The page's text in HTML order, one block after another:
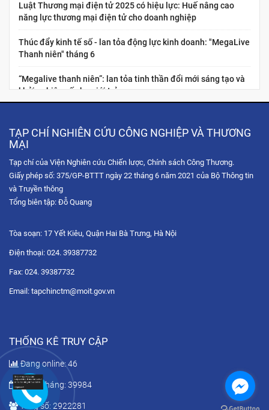
Luật Thương mại điện tử 2025 có hiệu lực: Huế nâng cao
năng lực thương mại điện tử cho doanh nghiệp
Thúc đẩy kinh tế số - lan tỏa động lực kinh doanh: "MegaLive
Thanh niên" tháng 6
“Megalive thanh niên”: lan tỏa tinh thần đổi mới sáng tạo và
khởi nghiệp số cho giới trẻ
“Chuẩn hóa năng lực nghề nghiệp cho nhà sáng tạo nội dung
thương...
Hội chợ Hùng Vương 2026: Trải nghiệm không gian mua sắm
số qua chuỗi Livestream tương tác
Tọa đàm trực tuyến: Chiến lược phát triển thị trường Hoa Kỳ
Diễn đàn Chuyển đổi số ngành Công Thương 2025: Công
nghệ hội tụ
Tọa đàm trực tuyến “Nâng cao năng lực xuất khẩu của doanh
nghiệp Việt Nam thông qua thương mại điện tử với thị...
TẠP CHÍ NGHIÊN CỨU CÔNG NGHIỆP VÀ THƯƠNG
MẠI
Tạp chí của Viện Nghiên cứu Chiến lược, Chính sách Công Thương.
Giấy phép số: 375/GP-BTTT ngày 22 tháng 6 năm 2021 của Bộ Thông tin
và Truyền thông
Tổng biên tập: Đỗ Quang
Tòa soạn: 17 Yết Kiêu, Quận Hai Bà Trưng, Hà Nội
Điện thoại: 024. 39387732
Fax: 024. 39387732
Email: tapchinctm@moit.gov.vn
THỐNG KÊ TRUY CẬP
Đang online: 46
Trong tháng: 39984
Tổng số: 2922281